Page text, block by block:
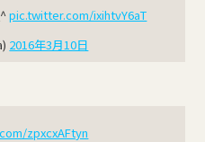
pic.twitter.com/ixihtvY6aT
2016年3月10日
zpxcxAFtyn